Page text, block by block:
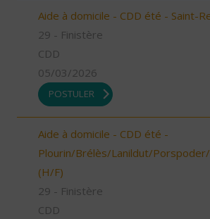
Aide à domicile - CDD été - Saint-
29 - Finistère
CDD
05/03/2026
POSTULER
Aide à domicile - CDD été -
Plourin/Brélès/Lanildut/
(H/F)
29 - Finistère
CDD